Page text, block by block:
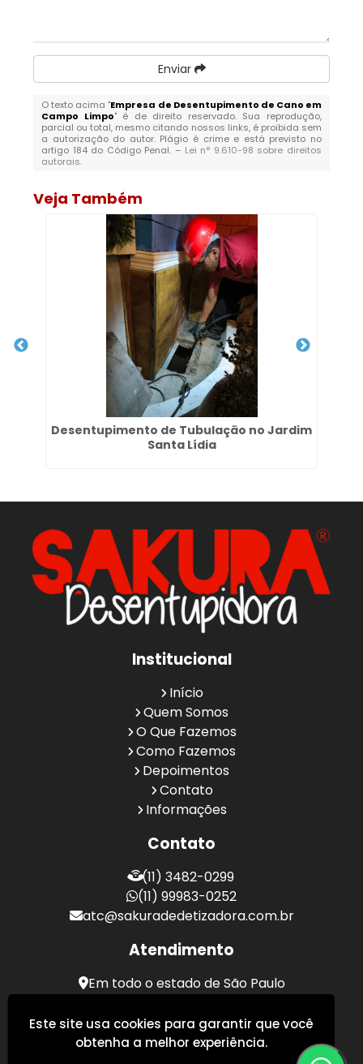
Enviar
O texto acima "Empresa de Desentupimento de Cano em
Campo Limpo" é de direito reservado. Sua reprodução,
parcial ou total, mesmo citando nossos links, é proibida sem
a autorização do autor. Plágio é crime e está previsto no
artigo 184 do Código Penal. – Lei n° 9.610-98 sobre direitos
autorais.
Veja Também
Desentupimento de Tubulação no Jardim
Santa Lídia
Institucional
Início
Quem Somos
O Que Fazemos
Como Fazemos
Depoimentos
Contato
Informações
Contato
(11) 3482-0299
(11) 99983-0252
atc@sakuradedetizadora.com.br
Atendimento
Em todo o estado de São Paulo
Este site usa cookies para garantir que você
obtenha a melhor experiência.